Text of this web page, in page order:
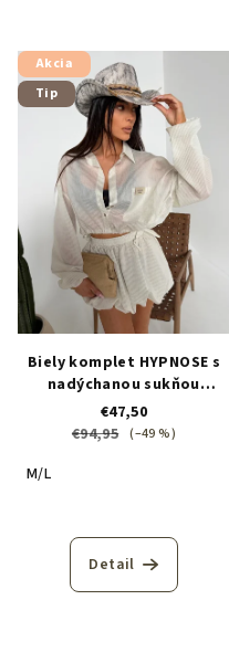
Akcia
Tip
Biely komplet HYPNOSE s
nadýchanou sukňou
*limited edition
€47,50
€94,95 (–49 %)
M/L
Detail